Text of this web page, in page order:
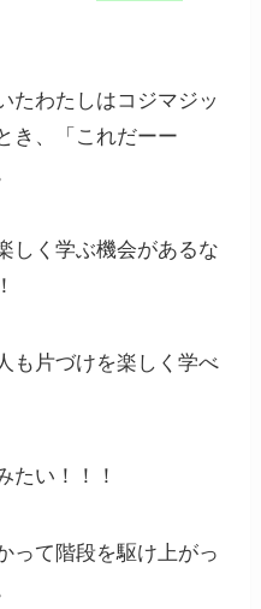
たわたしはコジマジッ
き、「これだーー
しく学ぶ機会があるな
も片づけを楽しく学べ
たい！！！
って階段を駆け上がっ